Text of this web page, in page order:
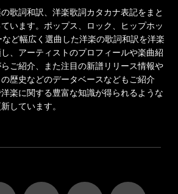
歌詞和訳、洋楽歌詞カタカナ表記をまと
います。ポップス、ロック、ヒップホッ
ど幅広く選曲した洋楽の歌詞和訳を洋楽
、アーティストのプロフィールや楽曲紹
ご紹介、また注目の新譜リリース情報や
歴史などのデータベースなどもご紹介
楽に関する豊富な知識が得られるような
しています。